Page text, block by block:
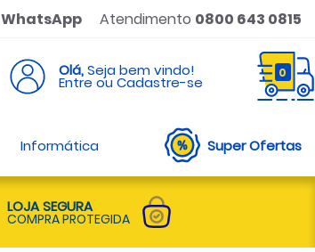
WhatsApp Atendimento 0800 643 0815
Olá,Seja bem vindo!
Entre ou Cadastre-se
0
Informática Super Ofertas
LOJA SEGURA
COMPRA PROTEGIDA